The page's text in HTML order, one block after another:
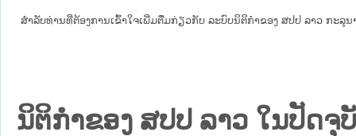
ສໍາລັບທ່ານທີ່ຕ້ອງການເຂົ້າໃຈເພີ່ມຕື່ມກ່ຽວກັບ ລະບົບນິຕິກຳຂອງ ສປປ ລາວ ກະລຸນ
ນິຕິກຳຂອງ ສປປ ລາວ ໃນປັດ